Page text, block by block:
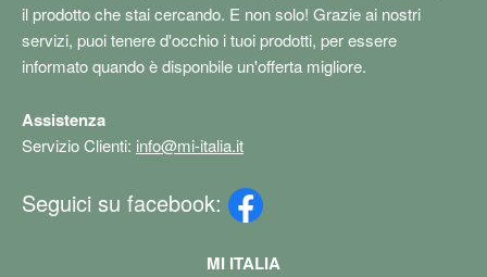
il prodotto che stai cercando. E non solo! Grazie ai nostri
servizi, puoi tenere d'occhio i tuoi prodotti, per essere
informato quando è disponbile un'offerta migliore.
Assistenza
Servizio Clienti: info@mi-italia.it
Seguici su facebook:
MI ITALIA